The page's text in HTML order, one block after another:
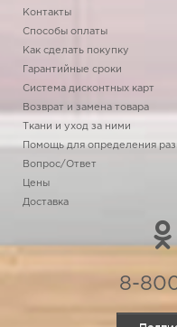
Контакты
Способы оплаты
Как сделать покупку
Гарантийные сроки
Система дисконтных карт
Возврат и замена товара
Ткани и уход за ними
Помощь для определения
Вопрос/Ответ
Цены
Доставка
8-